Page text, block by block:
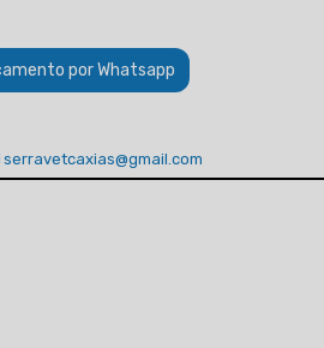
por Whatsapp
serravetcaxias@gmail.com